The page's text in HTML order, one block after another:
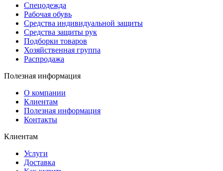
Спецодежда
Рабочая обувь
Средства индивидуальной защиты
Средства защиты рук
Подборки товаров
Хозяйственная группа
Распродажа
Полезная информация
О компании
Клиентам
Полезная информация
Контакты
Клиентам
Услуги
Доставка